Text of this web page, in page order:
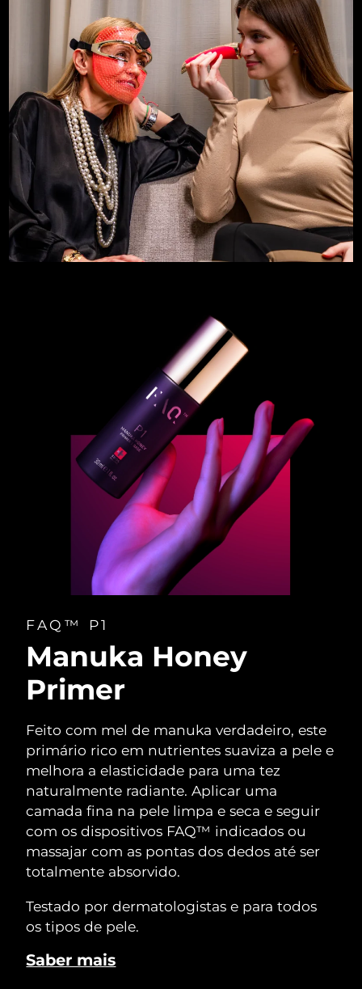
FAQ™ P1
Manuka Honey
Primer
Feito com mel de manuka verdadeiro, este
primário rico em nutrientes suaviza a pele e
melhora a elasticidade para uma tez
naturalmente radiante. Aplicar uma
camada fina na pele limpa e seca e seguir
com os dispositivos FAQ™ indicados ou
massajar com as pontas dos dedos até ser
totalmente absorvido.
Testado por dermatologistas e para todos
os tipos de pele.
Saber mais